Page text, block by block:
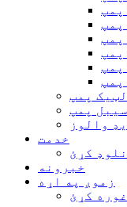
پمپ
پمپ
والوز
خدمت
کړئ
خبرونه
زموږ په اړه
کړئ